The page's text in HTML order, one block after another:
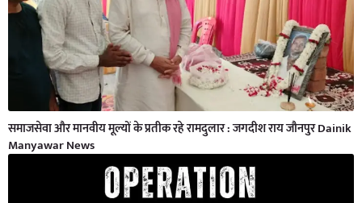
समाजसेवा और मानवीय मूल्यों के प्रतीक रहे रामदुलार : जगदीश राय जौनपुर Dainik
Manyawar News